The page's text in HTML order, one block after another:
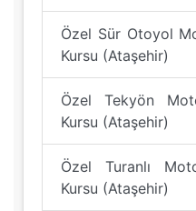
Özel Sür Otoyol
Kursu (Ataşehir)
Özel Tekyön
Kursu (Ataşehir)
Özel Turanlı
Kursu (Ataşehir)